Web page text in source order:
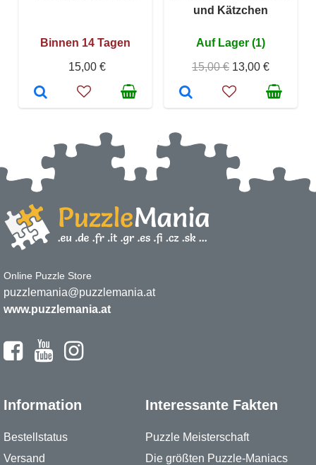
Binnen 14 Tagen
15,00 €
und Kätzchen
Auf Lager (1)
15,00 € 13,00 €
Online Puzzle Store
puzzlemania@puzzlemania.at
www.puzzlemania.at
Information
Bestellstatus
Versand
Interessante Fakten
Puzzle Meisterschaft
Die größten Puzzle-Maniacs